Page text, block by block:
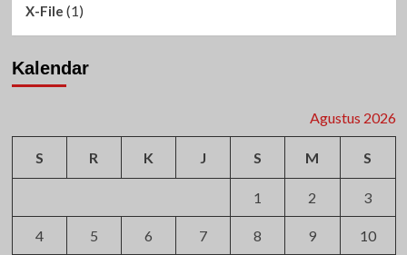
X-File (1)
Kalendar
Agustus 2026
S R K J S M S
1 2 3
4 5 6 7 8 9 10